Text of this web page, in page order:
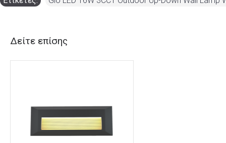
Δείτε επίσης